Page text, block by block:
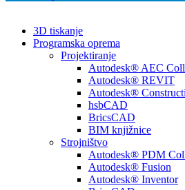
3D tiskanje
Programska oprema
Projektiranje
Autodesk® AEC
Autodesk® REVIT
Autodesk®
hsbCAD
BricsCAD
BIM knjižnice
Strojništvo
Autodesk® PDM
Autodesk® Fusion
Autodesk® Inventor